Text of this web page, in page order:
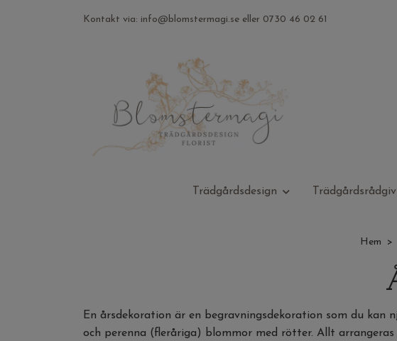
Kontakt via: info@blomstermagi.se eller 0730 46 02 61
Trädgårdsdesign
Hem
En årsdekoration är en begravningsdekoration som du
och perenna (fleråriga) blommor med rötter. Allt